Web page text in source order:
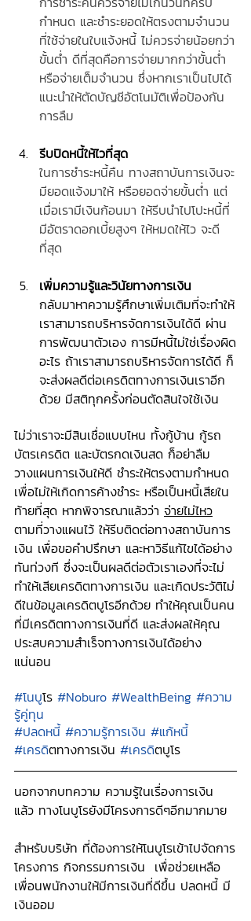
กำหนด และชำระยอดให้ตรงตามจำนวน
ที่ใช้จ่ายในใบแจ้งหนี้ ไม่ควรจ่ายน้อยกว่า
ขั้นต่ำ ดีที่สุดคือการจ่ายมากกว่าขั้นต่ำ
หรือจ่ายเต็มจำนวน ซึ่งหากเราเป็นไปได้
แนะนำให้ตัดบัญชีอัตโนมัติเพื่อป้องกัน
การลืม
รีบปิดหนี้ให้ไวที่สุด
ในการชำระหนี้คืน ทางสถาบันการเงินจะ
มียอดแจ้งมาให้ หรือยอดจ่ายขั้นต่ำ แต่
เมื่อเรามีเงินก้อนมา ให้รีบนำไปโปะหนี้ที่
มีอัตราดอกเบี้ยสูงๆ ให้หมดให้ไว จะดี
ที่สุด
เพิ่มความรู้และวินัยทางการเงิน
กลับมาหาความรู้ศึกษาเพิ่มเติมที่จะทำให้
เราสามารถบริหารจัดการเงินได้ดี ผ่าน
การพัฒนาตัวเอง การมีหนี้ไม่ใช่เรื่องผิด
อะไร ถ้าเราสามารถบริหารจัดการได้ดี ก็
จะส่งผลดีต่อเครดิตทางการเงินเราอีก
ด้วย มีสติทุกครั้งก่อนตัดสินใจใช้เงิน
ไม่ว่าเราจะมีสินเชื่อแบบไหน ทั้งกู้บ้าน กู้รถ
บัตรเครดิต และบัตรกดเงินสด ก็อย่าลืม
วางแผนการเงินให้ดี ชำระให้ตรงตามกำหนด
เพื่อไม่ให้เกิดการค้างชำระ หรือเป็นหนี้เสียใน
ท้ายที่สุด หากพิจารณาแล้วว่า จ่ายไม่ไหว
ตามที่วางแผนไว้ ให้รีบติดต่อทางสถาบันการ
เงิน เพื่อขอคำปรึกษา และหาวิธีแก้ไขได้อย่าง
ทันท่วงที ซึ่งจะเป็นผลดีต่อตัวเราเองที่จะไม่
ทำให้เสียเครดิตทางการเงิน และเกิดประวัติไม่
ดีในข้อมูลเครดิตบูโรอีกด้วย ทำให้คุณเป็นคน
ที่มีเครดิตทางการเงินที่ดี และส่งผลให้คุณ
ประสบความสำเร็จทางการเงินได้อย่าง
แน่นอน
#โนบูโร #Noburo #WealthBeing #ความ
รู้คู่ทุน
#ปลดหนี้ #ความรู้การเงิน #แก้หนี้
#เครดิตทางการเงิน #เครดิตบูโร
นอกจากบทความ ความรู้ในเรื่องการเงิน
แล้ว ทางโนบูโรยังมีโครงการดีๆอีกมากมาย
สำหรับบริษัท ที่ต้องการให้โนบูโรเข้าไปจัดการ
โครงการ กิจกรรมการเงิน  เพื่อช่วยเหลือ
เพื่อนพนักงานให้มีการเงินที่ดีขึ้น ปลดหนี้ มี
เงินออม